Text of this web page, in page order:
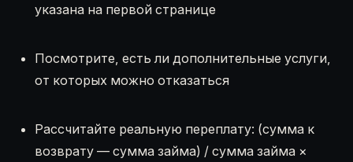
указана на первой странице
Посмотрите, есть ли дополнительные услуги,
от которых можно отказаться
Рассчитайте реальную переплату: (сумма к
возврату — сумма займа) / сумма займа ×